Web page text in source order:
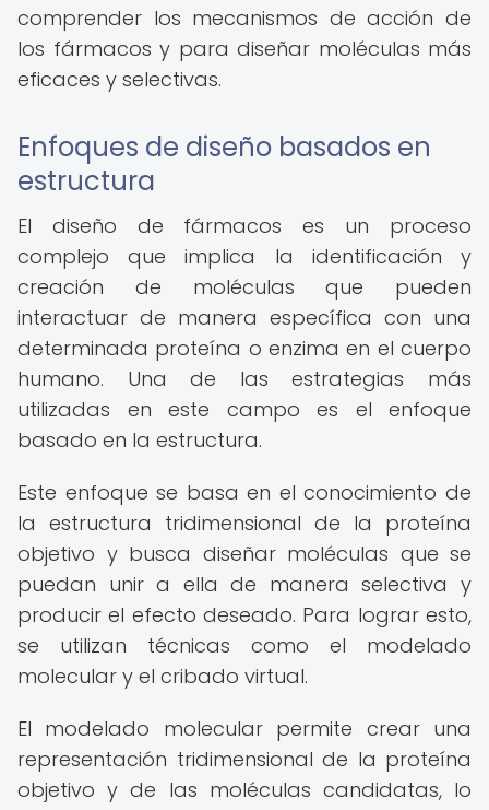
comprender los mecanismos de acción de
los fármacos y para diseñar moléculas más
eficaces y selectivas.
Enfoques de diseño basados en
estructura
El diseño de fármacos es un proceso
complejo que implica la identificación y
creación de moléculas que pueden
interactuar de manera específica con una
determinada proteína o enzima en el cuerpo
humano. Una de las estrategias más
utilizadas en este campo es el enfoque
basado en la estructura.
Este enfoque se basa en el conocimiento de
la estructura tridimensional de la proteína
objetivo y busca diseñar moléculas que se
puedan unir a ella de manera selectiva y
producir el efecto deseado. Para lograr esto,
se utilizan técnicas como el modelado
molecular y el cribado virtual.
El modelado molecular permite crear una
representación tridimensional de la proteína
objetivo y de las moléculas candidatas, lo